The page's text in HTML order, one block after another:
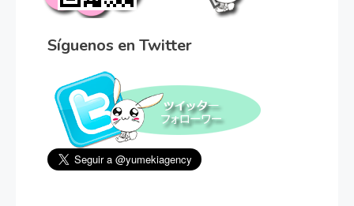
Síguenos en Twitter